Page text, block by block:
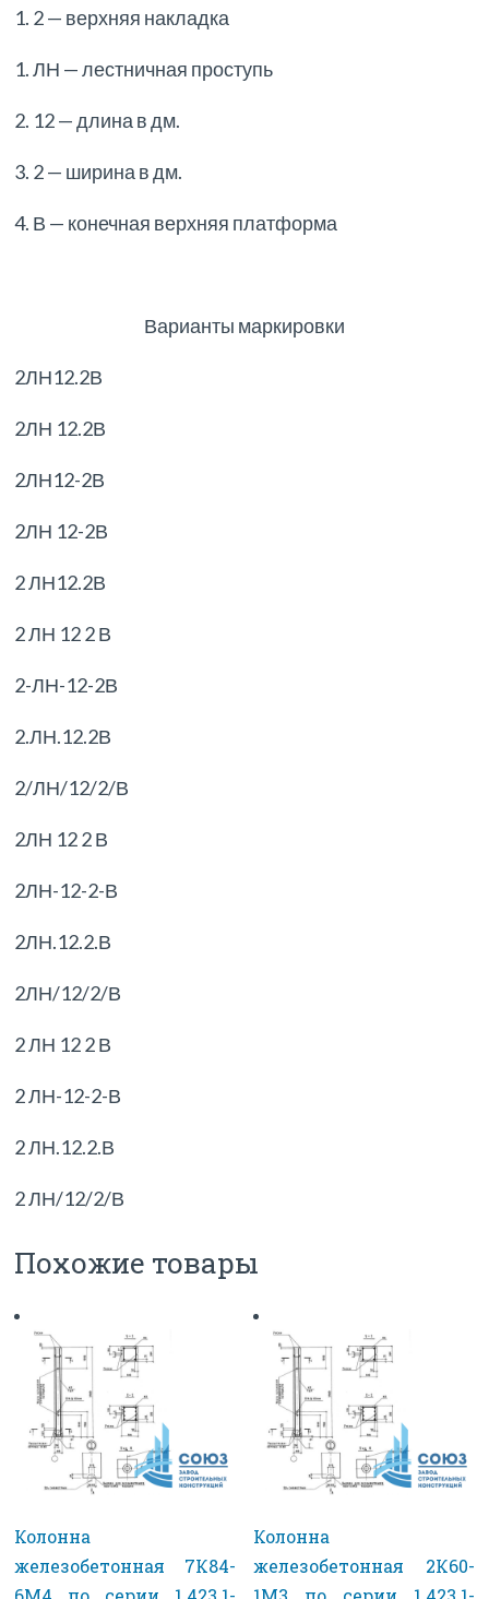
1. 2 — верхняя накладка
1. ЛН — лестничная проступь
2. 12 — длина в дм.
3. 2 — ширина в дм.
4. В — конечная верхняя платформа
Варианты маркировки
2ЛН12.2В
2ЛН 12.2В
2ЛН12-2В
2ЛН 12-2В
2 ЛН12.2В
2 ЛН 12 2 В
2-ЛН-12-2В
2.ЛН.12.2В
2/ЛН/12/2/В
2ЛН 12 2 В
2ЛН-12-2-В
2ЛН.12.2.В
2ЛН/12/2/В
2 ЛН 12 2 В
2 ЛН-12-2-В
2 ЛН.12.2.В
2 ЛН/12/2/В
Похожие товары
Колонна
железобетонная 7К84-
Колонна
железобетонная 2К60-